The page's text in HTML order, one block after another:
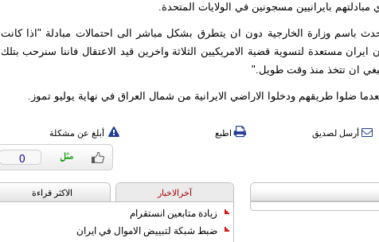
مبادلتهم بايرانيين مسجونين في الولايات المتحدة.
باسم وزارة الخارجية دون ان يتطرق بشكل مباشر الى احتمالات مبادلة "اذا كانت
ايران مستعدة لتسوية قضية الامريكيين الثلاثة واخرين قيد الاعتقال فاننا سنرحب بتلك
ان تتخذ منذ وقت طويل."
بعدما ضلوا طريقهم ودخلوا الاراضي الايرانية من شمال العراق في نهاية يوليو تموز.
أرسل لصديق اطبع أبلغ عن مشكلة
0
آخرالاخبار الاکثر قراءة
زيادة متابعين انستقرام
ضبط شبكة لتبييض الاموال في ايران